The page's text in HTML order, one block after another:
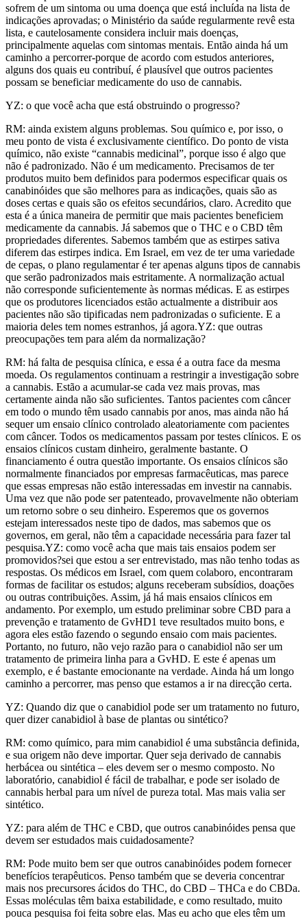
sofrem de um sintoma ou uma doença que está incluída na lista de
indicações aprovadas; o Ministério da saúde regularmente revê esta
lista, e cautelosamente considera incluir mais doenças,
principalmente aquelas com sintomas mentais. Então ainda há um
caminho a percorrer-porque de acordo com estudos anteriores,
alguns dos quais eu contribuí, é plausível que outros pacientes
possam se beneficiar medicamente do uso de cannabis.
YZ: o que você acha que está obstruindo o progresso?
RM: ainda existem alguns problemas. Sou químico e, por isso, o
meu ponto de vista é exclusivamente científico. Do ponto de vista
químico, não existe “cannabis medicinal”, porque isso é algo que
não é padronizado. Não é um medicamento. Precisamos de ter
produtos muito bem definidos para podermos especificar quais os
canabinóides que são melhores para as indicações, quais são as
doses certas e quais são os efeitos secundários, claro. Acredito que
esta é a única maneira de permitir que mais pacientes beneficiem
medicamente da cannabis. Já sabemos que o THC e o CBD têm
propriedades diferentes. Sabemos também que as estirpes sativa
diferem das estirpes indica. Em Israel, em vez de ter uma variedade
de cepas, o plano regulamentar é ter apenas alguns tipos de cannabis
que serão padronizados mais estritamente. A normalização actual
não corresponde suficientemente às normas médicas. E as estirpes
que os produtores licenciados estão actualmente a distribuir aos
pacientes não são tipificadas nem padronizadas o suficiente. E a
maioria deles tem nomes estranhos, já agora.YZ: que outras
preocupações tem para além da normalização?
RM: há falta de pesquisa clínica, e essa é a outra face da mesma
moeda. Os regulamentos continuam a restringir a investigação sobre
a cannabis. Estão a acumular-se cada vez mais provas, mas
certamente ainda não são suficientes. Tantos pacientes com câncer
em todo o mundo têm usado cannabis por anos, mas ainda não há
sequer um ensaio clínico controlado aleatoriamente com pacientes
com câncer. Todos os medicamentos passam por testes clínicos. E os
ensaios clínicos custam dinheiro, geralmente bastante. O
financiamento é outra questão importante. Os ensaios clínicos são
normalmente financiados por empresas farmacêuticas, mas parece
que essas empresas não estão interessadas em investir na cannabis.
Uma vez que não pode ser patenteado, provavelmente não obteriam
um retorno sobre o seu dinheiro. Esperemos que os governos
estejam interessados neste tipo de dados, mas sabemos que os
governos, em geral, não têm a capacidade necessária para fazer tal
pesquisa.YZ: como você acha que mais tais ensaios podem ser
promovidos?sei que estou a ser entrevistado, mas não tenho todas as
respostas. Os médicos em Israel, com quem colaboro, encontraram
formas de facilitar os estudos; alguns receberam subsídios, doações
ou outras contribuições. Assim, já há mais ensaios clínicos em
andamento. Por exemplo, um estudo preliminar sobre CBD para a
prevenção e tratamento de GvHD1 teve resultados muito bons, e
agora eles estão fazendo o segundo ensaio com mais pacientes.
Portanto, no futuro, não vejo razão para o canabidiol não ser um
tratamento de primeira linha para a GvHD. E este é apenas um
exemplo, e é bastante emocionante na verdade. Ainda há um longo
caminho a percorrer, mas penso que estamos a ir na direcção certa.
YZ: Quando diz que o canabidiol pode ser um tratamento no futuro,
quer dizer canabidiol à base de plantas ou sintético?
RM: como químico, para mim canabidiol é uma substância definida,
e sua origem não deve importar. Quer seja derivado de cannabis
herbácea ou sintética – eles devem ser o mesmo composto. No
laboratório, canabidiol é fácil de trabalhar, e pode ser isolado de
cannabis herbal para um nível de pureza total. Mas mais valia ser
sintético.
YZ: para além de THC e CBD, que outros canabinóides pensa que
devem ser estudados mais cuidadosamente?
RM: Pode muito bem ser que outros canabinóides podem fornecer
benefícios terapêuticos. Penso também que se deveria concentrar
mais nos precursores ácidos do THC, do CBD – THCa e do CBDa.
Essas moléculas têm baixa estabilidade, e como resultado, muito
pouca pesquisa foi feita sobre elas. Mas eu acho que eles têm um